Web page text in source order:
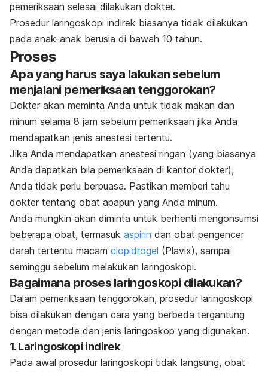
pemeriksaan selesai dilakukan dokter.
Prosedur laringoskopi indirek biasanya tidak dilakukan
pada anak-anak berusia di bawah 10 tahun.
Proses
Apa yang harus saya lakukan sebelum
menjalani pemeriksaan tenggorokan?
Dokter akan meminta Anda untuk tidak makan dan
minum selama 8 jam sebelum pemeriksaan jika Anda
mendapatkan jenis anestesi tertentu.
Jika Anda mendapatkan anestesi ringan (yang biasanya
Anda dapatkan bila pemeriksaan di kantor dokter),
Anda tidak perlu berpuasa. Pastikan memberi tahu
dokter tentang obat apapun yang Anda minum.
Anda mungkin akan diminta untuk berhenti mengonsumsi
beberapa obat, termasuk aspirin dan obat pengencer
darah tertentu macam clopidrogel (Plavix), sampai
seminggu sebelum melakukan laringoskopi.
Bagaimana proses laringoskopi dilakukan?
Dalam pemeriksaan tenggorokan, prosedur laringoskopi
bisa dilakukan dengan cara yang berbeda tergantung
dengan metode dan jenis laringoskop yang digunakan.
1. Laringoskopi indirek
Pada awal prosedur laringoskopi tidak langsung, obat